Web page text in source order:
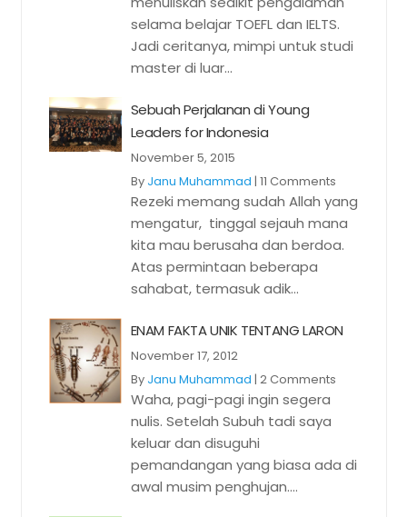
selama belajar TOEFL dan IELTS.
Jadi ceritanya, mimpi untuk studi
master di luar...
Sebuah Perjalanan di Young
Leaders for Indonesia
November 5, 2015
By Janu Muhammad | 11 Comments
Rezeki memang sudah Allah yang
mengatur, tinggal sejauh mana
kita mau berusaha dan berdoa.
Atas permintaan beberapa
sahabat, termasuk adik...
ENAM FAKTA UNIK TENTANG LARON
November 17, 2012
By Janu Muhammad | 2 Comments
Waha, pagi-pagi ingin segera
nulis. Setelah Subuh tadi saya
keluar dan disuguhi
pemandangan yang biasa ada di
awal musim penghujan....